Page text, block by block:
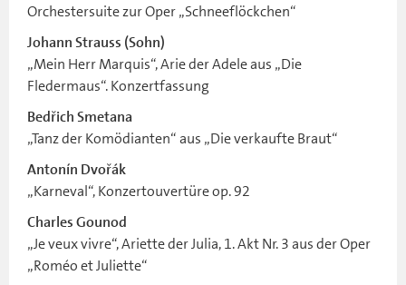
Orchestersuite zur Oper „Schneeflöckchen“
Johann Strauss (Sohn)
„Mein Herr Marquis“, Arie der Adele aus „Die
Fledermaus“. Konzertfassung
Bedřich Smetana
„Tanz der Komödianten“ aus „Die verkaufte Braut“
Antonín Dvořák
„Karneval“, Konzertouvertüre op. 92
Charles Gounod
„Je veux vivre“, Ariette der Julia, 1. Akt Nr. 3 aus der Oper
„Roméo et Juliette“